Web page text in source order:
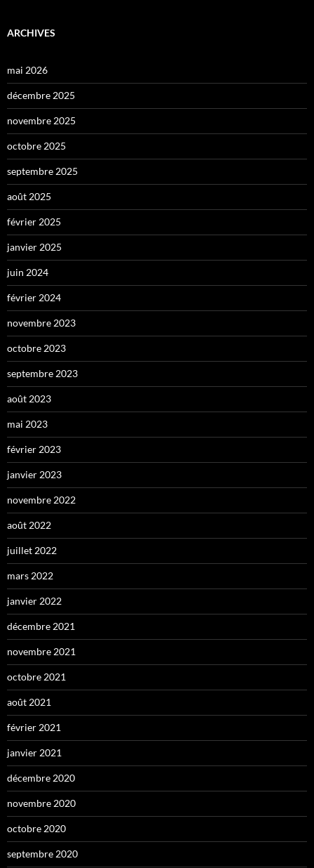
ARCHIVES
mai 2026
décembre 2025
novembre 2025
octobre 2025
septembre 2025
août 2025
février 2025
janvier 2025
juin 2024
février 2024
novembre 2023
octobre 2023
septembre 2023
août 2023
mai 2023
février 2023
janvier 2023
novembre 2022
août 2022
juillet 2022
mars 2022
janvier 2022
décembre 2021
novembre 2021
octobre 2021
août 2021
février 2021
janvier 2021
décembre 2020
novembre 2020
octobre 2020
septembre 2020